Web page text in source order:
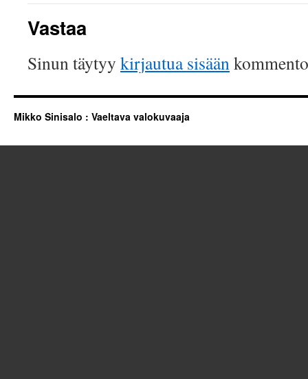
Vastaa
Sinun täytyy kirjautua sisään
Mikko Sinisalo : Vaeltava valokuvaaja